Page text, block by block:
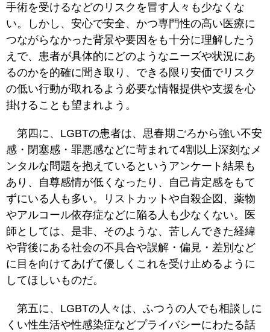
手術を受けるなどのリスクを冒す人々も少なくな
い。しかし、安心で安全、かつ専門性の高い医療に
つながらなかった背景や要因をも十分に理解したう
えで、患者が具体的にどのようなニーズや状況にあ
るのかを的確に聞き取り、できる限り安価でリスク
の低い行動が取れるよう必要な情報提供や支援を心
掛けることも望まれよう。
第四に、LGBTの患者は、思春期ごろから強い不安
感・閉塞感・罪悪感などに苛まれて4割以上深刻なメ
ンタルな問題を抱えているというアンケート結果も
あり、自尊感情が低くなったり、自己肯定感をもて
ずにいる人も多い。リストカットや自殺企図、薬物
やアルコール依存症などに陥る人も少なくない。医
師としては、是非、そのような、苦しんできた経緯
や背後にある社会の不具合や誤解・偏見・差別など
に目を向けてあげて優しくこれを受け止めるように
してほしいものだ。
第五に、LGBTの人々は、ふつうの人でも相談しに
くい性生活や性感染症などプライバシーにわたる話